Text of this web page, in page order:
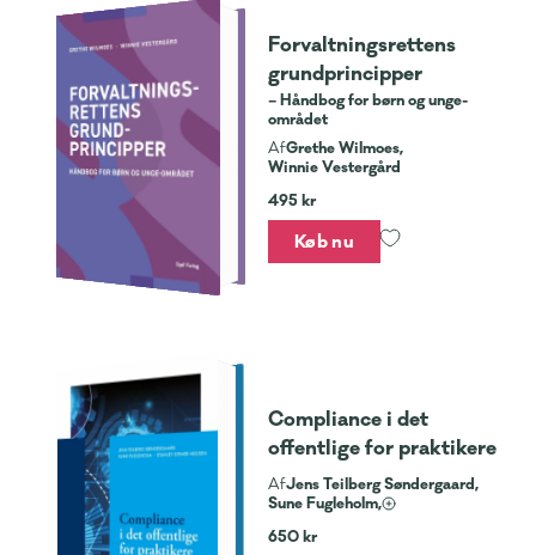
Forvaltningsrettens
grundprincipper
– Håndbog for børn og unge-
området
AfGrethe Wilmoes,
Winnie Vestergård
495 kr
Køb nu
Compliance i det
offentlige for praktikere
AfJens Teilberg Søndergaard,
Sune Fugleholm,
650 kr